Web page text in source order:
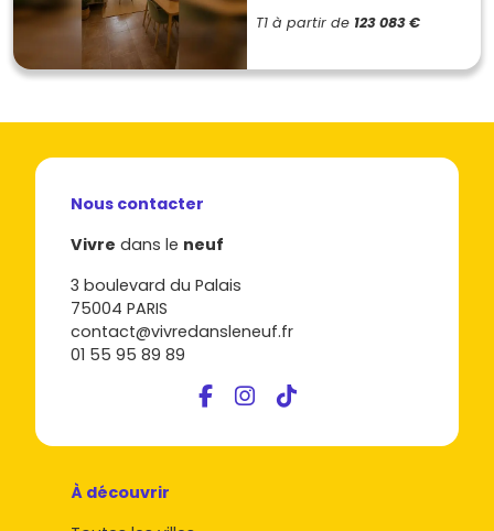
T1 à partir de 123 083 €
Nous contacter
Vivre dans le neuf
3 boulevard du Palais
75004 PARIS
contact@vivredansleneuf.fr
01 55 95 89 89
À découvrir